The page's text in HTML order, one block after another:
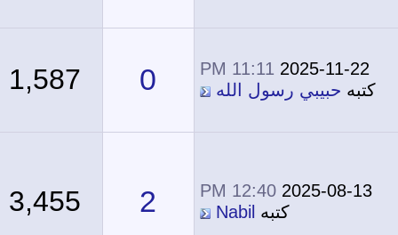
2025-11-22
11:11 PM
كتبهحبيبي رسول الله 0
1,587
2025-08-13
12:40 PM
كتبهNabil
2
3,455